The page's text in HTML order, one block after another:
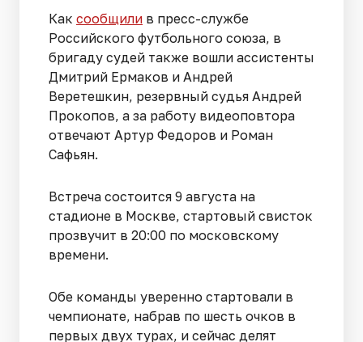
Как сообщили в пресс-службе
Российского футбольного союза, в
бригаду судей также вошли ассистенты
Дмитрий Ермаков и Андрей
Веретешкин, резервный судья Андрей
Прокопов, а за работу видеоповтора
отвечают Артур Федоров и Роман
Сафьян.
Встреча состоится 9 августа на
стадионе в Москве, стартовый свисток
прозвучит в 20:00 по московскому
времени.
Обе команды уверенно стартовали в
чемпионате, набрав по шесть очков в
первых двух турах, и сейчас делят